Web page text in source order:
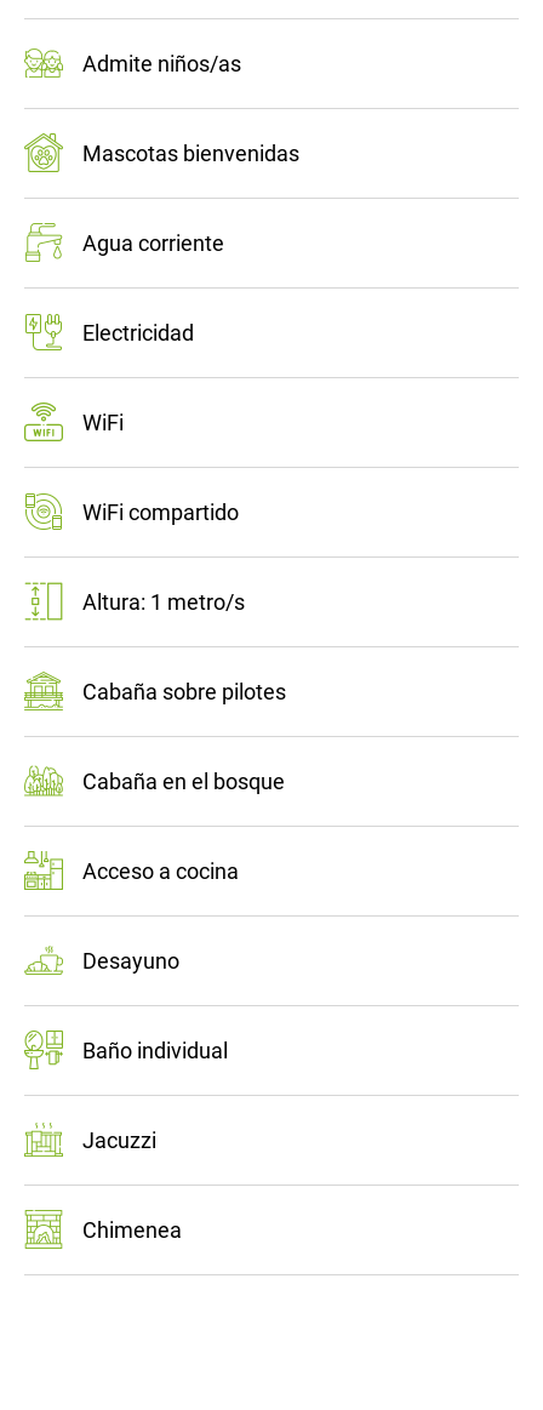
Admite niños/as
Mascotas bienvenidas
Agua corriente
Electricidad
WiFi
WiFi compartido
Altura: 1 metro/s
Cabaña sobre pilotes
Cabaña en el bosque
Acceso a cocina
Desayuno
Baño individual
Jacuzzi
Chimenea